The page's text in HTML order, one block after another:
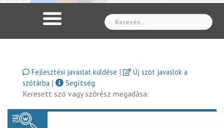
Fejlesztési javaslat küldése |
Új szót javaslok a
szótárba |
Segítség
Keresett szó vagy szórész megadása: